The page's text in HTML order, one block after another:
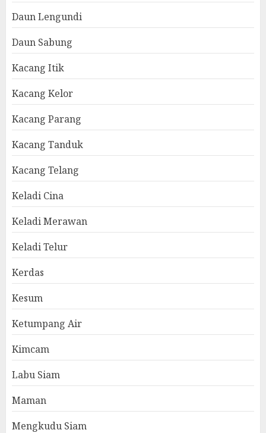
Daun Lengundi
Daun Sabung
Kacang Itik
Kacang Kelor
Kacang Parang
Kacang Tanduk
Kacang Telang
Keladi Cina
Keladi Merawan
Keladi Telur
Kerdas
Kesum
Ketumpang Air
Kimcam
Labu Siam
Maman
Mengkudu Siam